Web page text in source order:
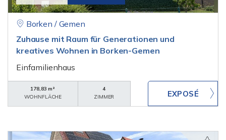
Borken / Gemen
Zuhause mit Raum für Generationen und
kreatives Wohnen in Borken-Gemen
Einfamilienhaus
178,83 m²
WOHNFLÄCHE
4
ZIMMER